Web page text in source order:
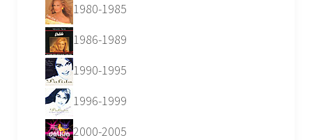
1980-1985
1986-1989
1990-1995
1996-1999
2000-2005